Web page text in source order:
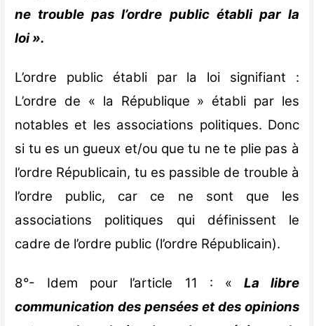
ne trouble pas l’ordre public établi par la
loi ».
L’ordre public établi par la loi signifiant :
L’ordre de « la République » établi par les
notables et les associations politiques. Donc
si tu es un gueux et/ou que tu ne te plie pas à
l’ordre Républicain, tu es passible de trouble à
l’ordre public, car ce ne sont que les
associations politiques qui définissent le
cadre de l’ordre public (l’ordre Républicain).
8°- Idem pour l’article 11 : « La libre
communication des pensées et des opinions